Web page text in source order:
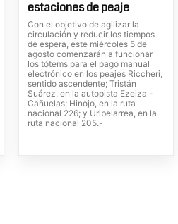
estaciones de peaje
Con el objetivo de agilizar la
circulación y reducir los tiempos
de espera, este miércoles 5 de
agosto comenzarán a funcionar
los tótems para el pago manual
electrónico en los peajes Riccheri,
sentido ascendente; Tristán
Suárez, en la autopista Ezeiza -
Cañuelas; Hinojo, en la ruta
nacional 226; y Uribelarrea, en la
ruta nacional 205.-